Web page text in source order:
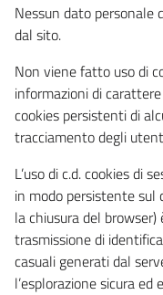
Nessun dato personale
dal sito.
Non viene fatto uso di
informazioni di
cookies persistenti di
tracciamento degli
L’uso di c.d. cookies di
in modo persistente sul
la chiusura del
trasmissione di
casuali generati dal
l’esplorazione sicura